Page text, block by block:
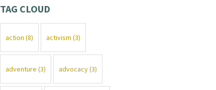
TAG CLOUD
action (8) activism (3)
adventure (3) advocacy(3)